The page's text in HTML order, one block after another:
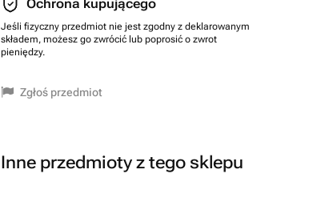
Ochrona kupującego
Jeśli fizyczny przedmiot nie jest zgodny z deklarowanym
składem, możesz go zwrócić lub poprosić o zwrot
pieniędzy.
Zgłoś przedmiot
Inne przedmioty z tego sklepu